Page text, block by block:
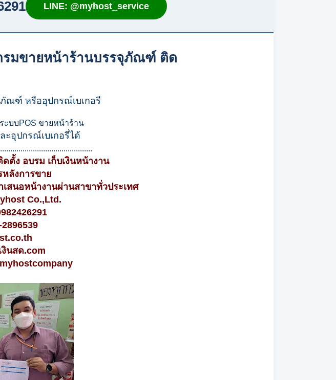
LINE: @myhost_service
รมขายหน้าร้านบรรจุภัณฑ์ ติด
ณฑ์ หรืออุปกรณ์เบเกอรี
ะบบPOS ขายหน้าร้าน
ะอุปกรณ์เบเกอรี่ได้
ตั้ง อบรม เก็บเงินหน้างาน
ลังการขาย
สนอหน้างานผ่านสาขาทั่วประเทศ
Co.,Ltd.
งินสด.com